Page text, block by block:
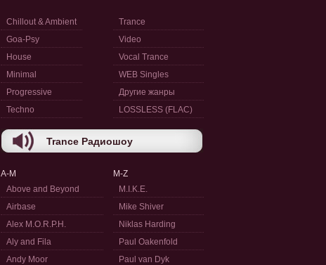
Chillout & Ambient
Goa-Psy
House
Minimal
Progressive
Techno
Trance
Video
Vocal Trance
WEB Singles
Другие жанры
LOSSLESS (FLAC)
Trance Радиошоу
A-M
Above and Beyond
Airbase
Alex M.O.R.P.H.
Aly and Fila
Andy Moor
M-Z
M.I.K.E.
Mike Shiver
Niklas Harding
Paul Oakenfold
Paul van Dyk